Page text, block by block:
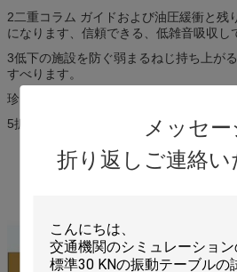
メッセー
折り返しご連絡い
2二重コラム ガイドおよび油圧緩衝と残
になります、信頼できる、低雑音吸収し
3低下の施設を防ぐ弱まるねじ持ち上が
すべります。
珍しい振動腕を防ぐ4空気の自動鎖は壊れ
5拡張可能な支持ブラケットおよび土台